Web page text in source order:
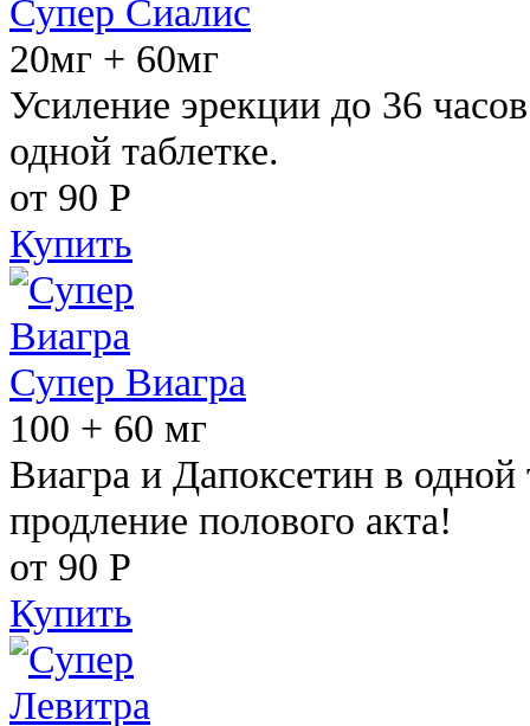
Супер Сиалис
20мг + 60мг
Усиление эрекции до 36
одной таблетке.
от 90 Р
Купить
Супер Виагра
100 + 60 мг
Виагра и Дапоксетин в одной
продление полового акта!
от 90 Р
Купить